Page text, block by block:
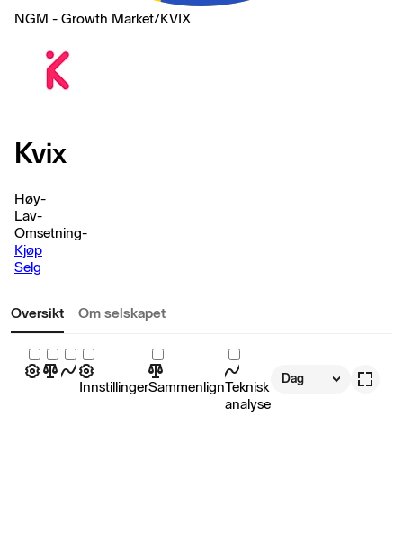
NGM - Growth Market/KVIX
Kvix
Høy-
Lav-
Omsetning-
Kjøp
Selg
Oversikt Om selskapet
InnstillingerSammenlignTeknisk
analyse
Dag